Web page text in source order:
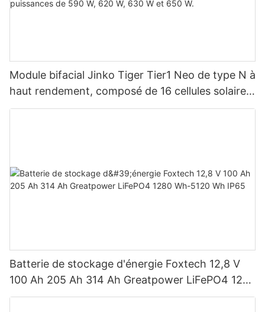
Module bifacial Jinko Tiger Tier1 Neo de type N à
haut rendement, composé de 16 cellules solaires
BB, pour des puissances de 590 W, 620 W, 630
Batterie de stockage d'énergie Foxtech 12,8 V
100 Ah 205 Ah 314 Ah Greatpower LiFePO4 1280
Wh-5120 Wh IP65